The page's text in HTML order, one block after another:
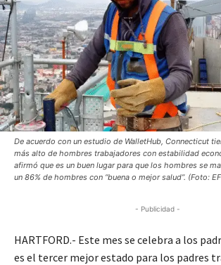
De acuerdo con un estudio de WalletHub, Connecticut
más alto de hombres trabajadores con estabilidad
afirmó que es un buen lugar para que los hombres se
un 86% de hombres con “buena o mejor salud”. (Foto:
- Publicidad -
HARTFORD.- Este mes se celebra a los
es el tercer mejor estado para los padres